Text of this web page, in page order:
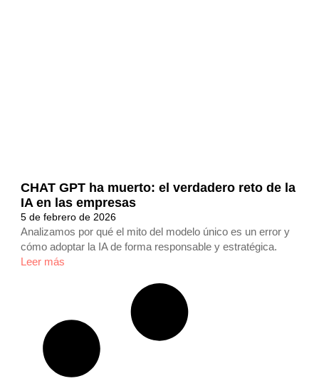
CHAT GPT ha muerto: el verdadero reto de la
IA en las empresas
5 de febrero de 2026
Analizamos por qué el mito del modelo único es un error y
cómo adoptar la IA de forma responsable y estratégica.
Leer más